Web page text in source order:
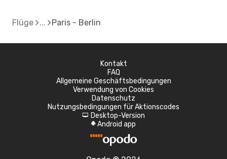
Flüge Paris - Berlin
Kontakt
FAQ
Allgemeine Geschäftsbedingungen
Verwendung von Cookies
Datenschutz
Nutzungsbedingungen für Aktionscodes
d Desktop-Version
A Android app